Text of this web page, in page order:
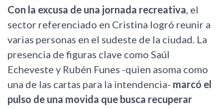
Con la excusa de una jornada recreativa, el
sector referenciado en Cristina logró reunir a
varias personas en el sudeste de la ciudad. La
presencia de figuras clave como Saúl
Echeveste y Rubén Funes -quien asoma como
una de las cartas para la intendencia- marcó el
pulso de una movida que busca recuperar